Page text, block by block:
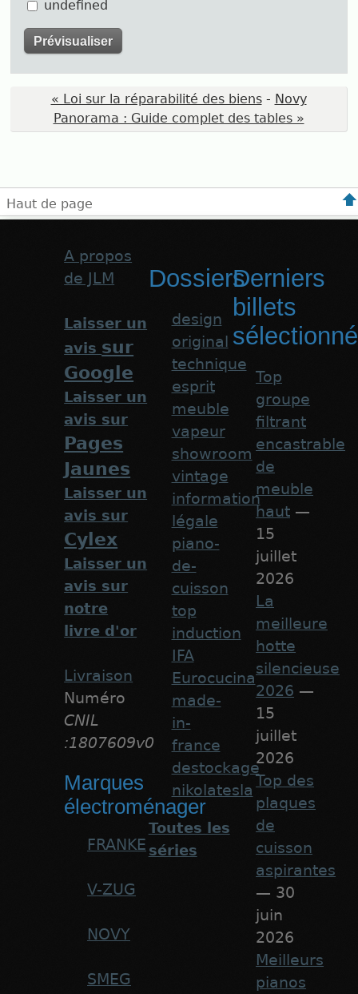
undefined
« Loi sur la réparabilité des biens - Novy
Panorama : Guide complet des tables »
Haut de page
A propos
de JLM
Laisser un
avis sur
Google
Laisser un
avis sur
Pages
Jaunes
Laisser un
avis sur
Cylex
Laisser un
avis sur
notre
livre d'or
Livraison
Numéro
CNIL
:1807609v0
Marques
électroménager
FRANKE
V-ZUG
NOVY
SMEG
Dossiers
design
original
technique
esprit
meuble
vapeur
showroom
vintage
information
légale
piano-
de-
cuisson
top
induction
IFA
Eurocucina
made-
in-
france
destockage
nikolatesla
Toutes les
séries
Derniers
billets
Top
groupe
filtrant
encastrable
de
meuble
haut —
15
juillet
2026
La
meilleure
hotte
silencieuse
2026 —
15
juillet
2026
Top des
plaques
de
cuisson
aspirantes
— 30
juin
2026
Meilleurs
pianos